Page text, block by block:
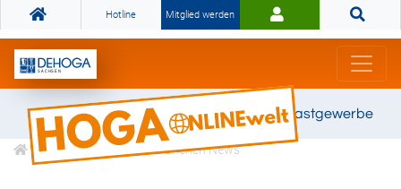
Hotline Mitglied werden
Gemeinsam stark für das Gastgewerbe
Informationen Branchen News